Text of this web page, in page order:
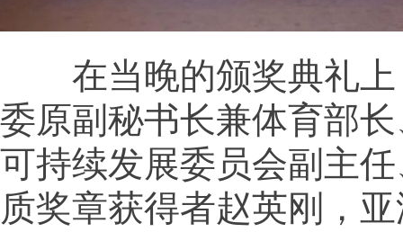
在当晚的颁奖典礼上
委原副秘书长兼体育部
可持续发展委员会副主
质奖章获得者赵英刚，